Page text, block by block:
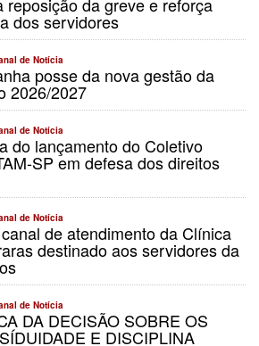
dos servidores
de Notícia
posse da nova gestão da
2026/2027
de Notícia
do lançamento do Coletivo
SP em defesa dos direitos
de Notícia
de atendimento da Clínica
destinado aos servidores da
de Notícia
DA DECISÃO SOBRE OS
E DISCIPLINA